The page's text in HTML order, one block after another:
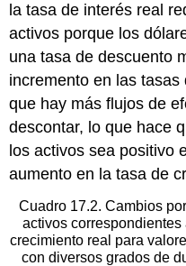
la tasa de interés real
activos porque los
una tasa de descuento
incremento en las
que hay más flujos de
descontar, lo que hace
los activos sea positivo
aumento en la tasa de
Cuadro 17.2. Cambios
activos
crecimiento real para
con diversos grados de